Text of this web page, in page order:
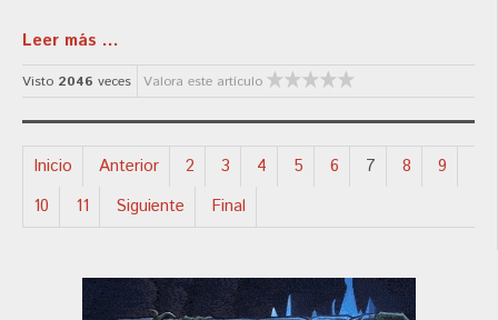
Leer más ...
Visto 2046 veces Valora este artículo
Inicio Anterior 2 3 4 5 6 7 8
9
10
11 Siguiente Final